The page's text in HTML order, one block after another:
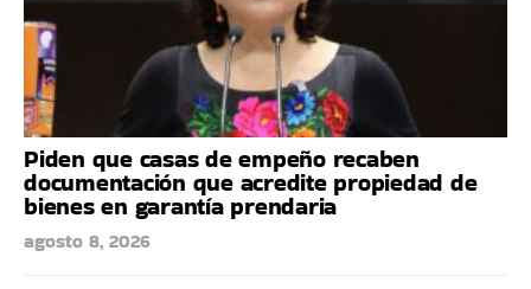
Piden que casas de empeño recaben
documentación que acredite propiedad de
bienes en garantía prendaria
agosto 8, 2026